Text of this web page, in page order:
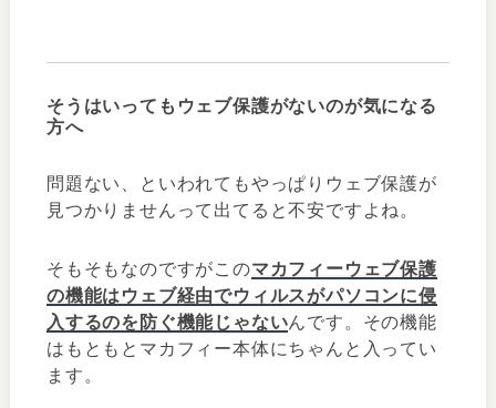
そうはいってもウェブ保護がないのが気になる
方へ
問題ない、といわれてもやっぱりウェブ保護が
見つかりませんって出てると不安ですよね。
そもそもなのですがこのマカフィーウェブ保護
の機能はウェブ経由でウィルスがパソコンに侵
入するのを防ぐ機能じゃないんです。その機能
はもともとマカフィー本体にちゃんと入ってい
ます。